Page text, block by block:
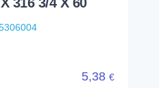
5,38 €